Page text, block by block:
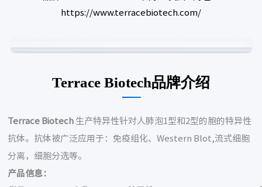
https://www.terracebiotech.com/
Terrace Biotech品牌介绍
Terrace Biotech 生产特异性针对人肺泡1型和2型的胞的特异性
抗体。抗体被广泛应用于：免疫组化、Western Blot,流式细胞
分离，细胞分选等。
产品信息：